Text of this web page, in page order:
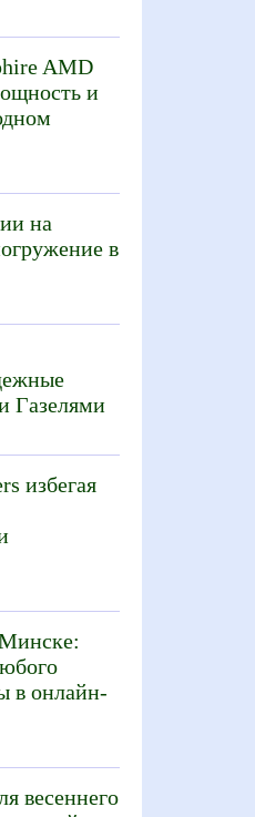
AMD
и
на
в
Газелями
избегая
в онлайн-
весеннего